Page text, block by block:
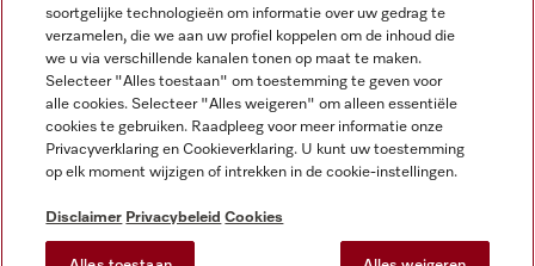
Wettelijke Informatie
Algemene voorwaarden
Privacybeleid
Gebruiksvoorwaarden
Toegankelijkheidsverklaring
Digital Services Act
soortgelijke technologieën om informatie over uw gedrag te
verzamelen, die we aan uw profiel koppelen om de inhoud die
we u via verschillende kanalen tonen op maat te maken.
Selecteer "Alles toestaan" om toestemming te geven voor
alle cookies. Selecteer "Alles weigeren" om alleen essentiële
cookies te gebruiken. Raadpleeg voor meer informatie onze
Privacyverklaring en Cookieverklaring. U kunt uw toestemming
op elk moment wijzigen of intrekken in de cookie-instellingen.
Disclaimer Privacybeleid Cookies